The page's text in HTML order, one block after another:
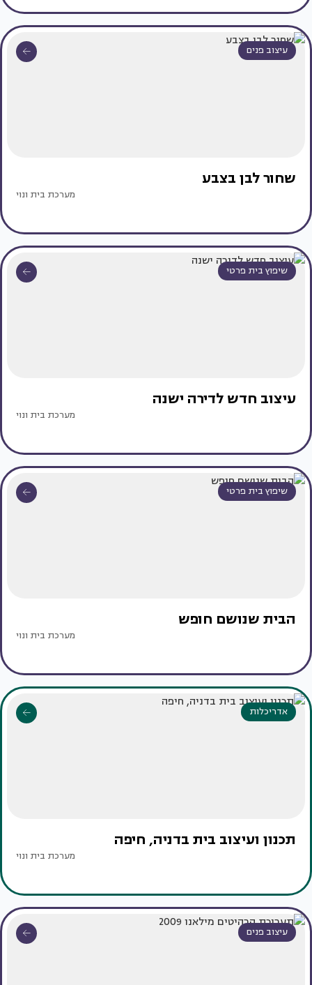
עיצוב פנים
שחור לבן בצבע
מערכת בית ונוי
שיפוץ בית פרטי
עיצוב חדש לדירה ישנה
מערכת בית ונוי
שיפוץ בית פרטי
הבית שנושם חופש
מערכת בית ונוי
אדריכלות
תכנון ועיצוב בית בדניה, חיפה
מערכת בית ונוי
עיצוב פנים